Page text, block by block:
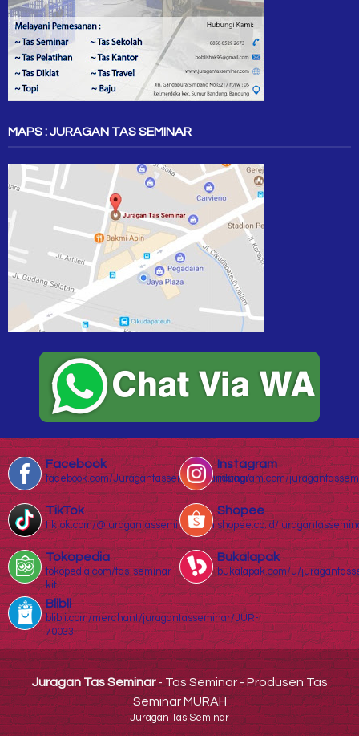
MAPS : JURAGAN TAS SEMINAR
Facebook
facebook.com/Juragantasseminarbandung/
Instagram
instagram.com/
TikTok
tiktok.com/@juragantasseminar.com
Shopee
shopee.co.id/
Tokopedia
tokopedia.com/tas-seminar-
kit
Bukalapak
bukalapak.com/u/
Blibli
blibli.com/merchant/juragantasseminar/JUR-
70033
Juragan Tas Seminar- Tas Seminar - Produsen Tas
Seminar MURAH
Juragan Tas Seminar